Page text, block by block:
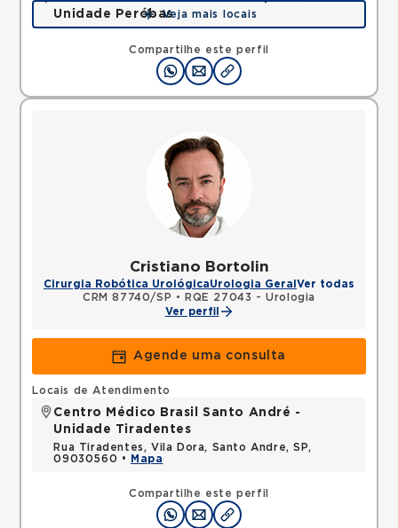
Compartilhe este perfil
Unidade Peróbas
Rua das Perobas, Jabaquara, Sao Paulo, SP,
Mapa
Veja mais locais
Cristiano Bortolin
Cirurgia Robótica UrológicaUrologia Geral Ver todas
CRM 87740/SP •
RQE 27043 - Urologia
Ver perfil
Agende uma consulta
Compartilhe este perfil
Locais de Atendimento
Centro Médico Brasil Santo André -
Unidade Tiradentes
Rua Tiradentes, Vila Dora, Santo Andre, SP,
09030560 •
Mapa